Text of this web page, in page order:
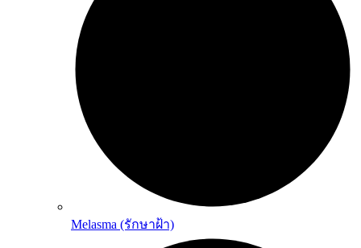
Melasma (รักษาฝ้า)